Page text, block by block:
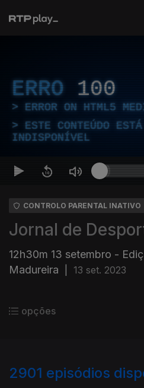
ERRO 100
ERROR ON HTML5
ESTE CONTEÚDO
INDISPONÍVEL
CONTROLO PARENTAL INATIVO
Jornal de
12h30m 13 setembro -
Madureira
13 set. 2023
opções
2901 episódios